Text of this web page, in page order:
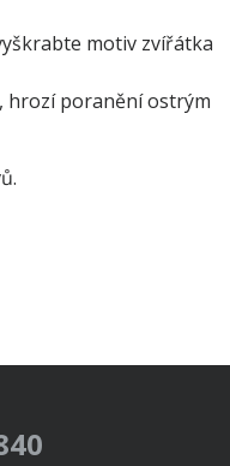
motiv zvířátka
hrozí poranění ostrým